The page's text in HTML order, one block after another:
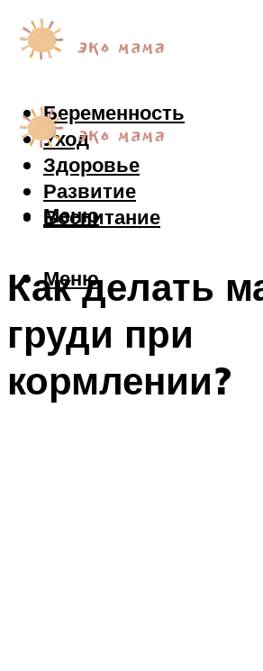
Беременность
Уход
Здоровье
Развитие
Воспитание
Меню
Меню
Как делать
груди при
кормлении?